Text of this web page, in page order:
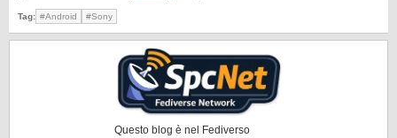
SOFTWARE
SVILUPPARE ANDROID
Tag: #Android #Sony
Questo blog è nel Fediverso